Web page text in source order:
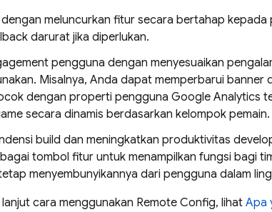
meluncurkan fitur secara bertahap
darurat jika diperlukan.
pengguna dengan menyesuaikan
Misalnya, Anda dapat memperbarui banner
dengan properti pengguna Google Analytics
secara dinamis berdasarkan kelompok pemain.
build dan meningkatkan produktivitas
tombol fitur untuk menampilkan fungsi bagi
menyembunyikannya dari pengguna dalam
cara menggunakan Remote Config, lihat Apa